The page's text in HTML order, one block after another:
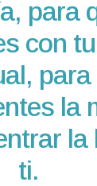
para
con
para
la
la
ti.